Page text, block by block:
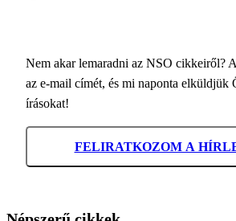
Nem akar lemaradni az NSO cikkeiről?
az e-mail címét, és mi naponta elküldjük
írásokat!
FELIRATKOZOM A